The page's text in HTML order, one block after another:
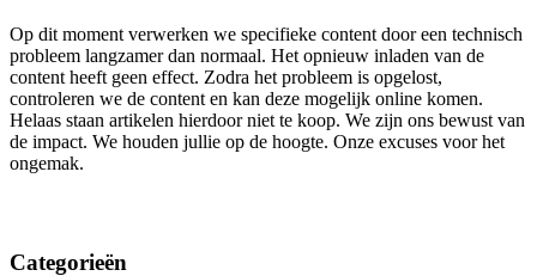
Op dit moment verwerken we specifieke content door een technisch
probleem langzamer dan normaal. Het opnieuw inladen van de
content heeft geen effect. Zodra het probleem is opgelost,
controleren we de content en kan deze mogelijk online komen.
Helaas staan artikelen hierdoor niet te koop. We zijn ons bewust van
de impact. We houden jullie op de hoogte. Onze excuses voor het
ongemak.
Categorieën